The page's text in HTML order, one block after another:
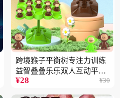
跨境猴子平衡树专注力训练
益智叠叠乐乐双人互动平衡
儿童玩具批发
¥28 ¥30